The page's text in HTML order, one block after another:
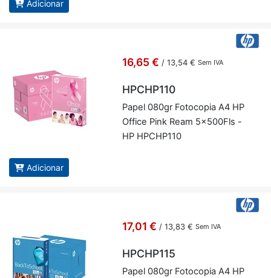
Adicionar
16,65 € / 13,54 € Sem IVA
HPCHP110
Papel 080gr Fo­to­copia A4 HP
Of­fice Pink Ream 5x500Fls -
HP HP­CHP110
Adicionar
17,01 € / 13,83 € Sem IVA
HPCHP115
Papel 080gr Fo­to­copia A4 HP